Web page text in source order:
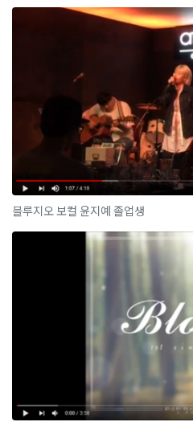
블루지오 보컬 윤지예 졸업생